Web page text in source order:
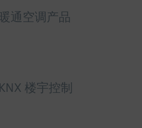
通空调产品
KNX 楼宇控制